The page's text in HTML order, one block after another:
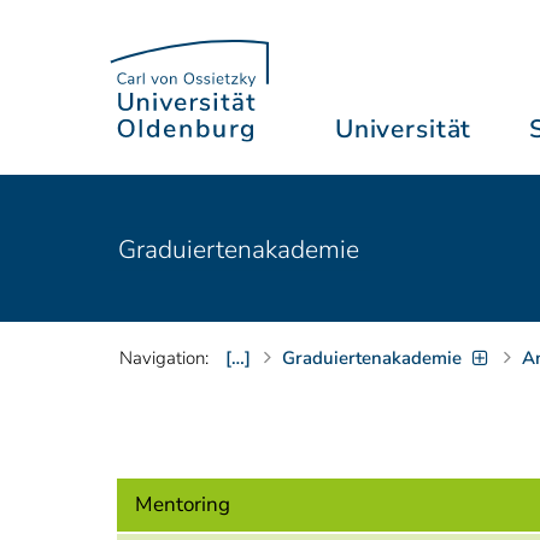
Universität
Graduiertenakademie
Navigation: […] Graduiertenakademie
Mentoring